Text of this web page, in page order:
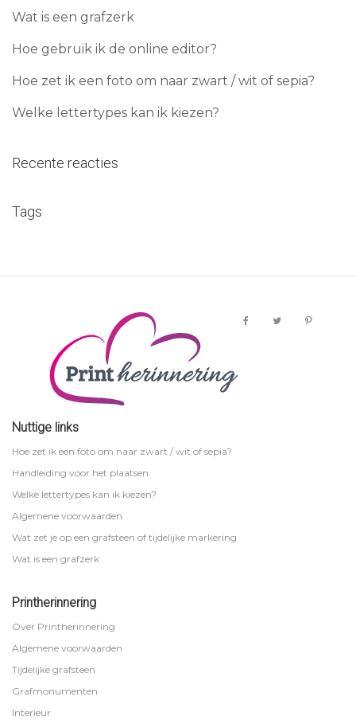
Wat is een grafzerk
Hoe gebruik ik de online editor?
Hoe zet ik een foto om naar zwart / wit of sepia?
Welke lettertypes kan ik kiezen?
Recente reacties
Tags
Nuttige links
Hoe zet ik een foto om naar zwart / wit of sepia?
Handleiding voor het plaatsen.
Welke lettertypes kan ik kiezen?
Algemene voorwaarden
Wat zet je op een grafsteen of tijdelijke markering
Wat is een grafzerk
Printherinnering
Over Printherinnering
Algemene voorwaarden
Tijdelijke grafsteen
Grafmonumenten
Interieur